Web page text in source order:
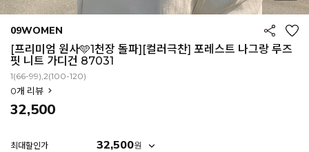
09WOMEN
[프리미엄 원사🩵1천장 돌파][컬러극찬] 포레스트 나그랑 루즈
핏 니트 가디건 87031
1(66-99),2(100-120)
0개 리뷰
32,500
최대할인가 32,500원